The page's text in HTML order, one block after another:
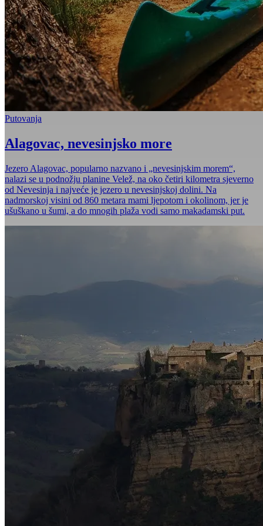
Putovanja
Alagovac, nevesinjsko more
Jezero Alagovac, popularno nazvano i „nevesinjskim morem“,
nalazi se u podnožju planine Velež, na oko četiri kilometra sjeverno
od Nevesinja i najveće je jezero u nevesinjskoj dolini. Na
nadmorskoj visini od 860 metara mami ljepotom i okolinom, jer je
ušuškano u šumi, a do mnogih plaža vodi samo makadamski put.